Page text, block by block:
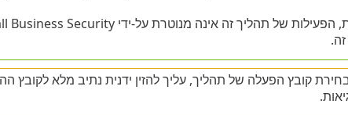
קובץ הפעלה של תהליך, עליך להזין ידנית נתיב מלא לקובץ